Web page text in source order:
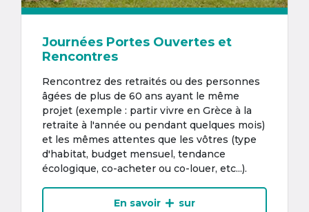
Journées Portes Ouvertes et
Rencontres
Rencontrez des retraités ou des personnes
âgées de plus de 60 ans ayant le même
projet (exemple : partir vivre en Grèce à la
retraite à l'année ou pendant quelques mois)
et les mêmes attentes que les vôtres (type
d'habitat, budget mensuel, tendance
écologique, co-acheter ou co-louer, etc...).
En savoir
sur